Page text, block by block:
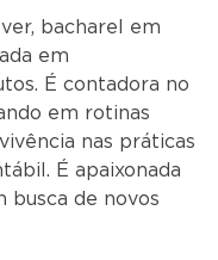
bacharel em
em
É contadora no
em rotinas
nas práticas
É apaixonada
busca de novos